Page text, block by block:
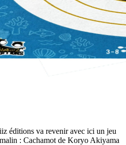
éditions va revenir avec ici un jeu
: Cachamot de Koryo Akiyama